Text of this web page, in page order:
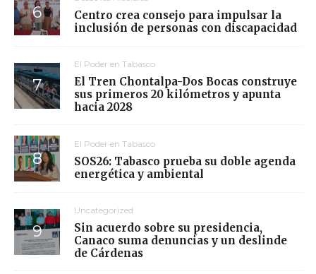
Centro crea consejo para impulsar la
inclusión de personas con discapacidad
El Poder en Tabasco
El Tren Chontalpa-Dos Bocas construye
sus primeros 20 kilómetros y apunta
hacia 2028
El Poder en Tabasco
SOS26: Tabasco prueba su doble agenda
energética y ambiental
Uncategorized
Sin acuerdo sobre su presidencia,
Canaco suma denuncias y un deslinde
de Cárdenas